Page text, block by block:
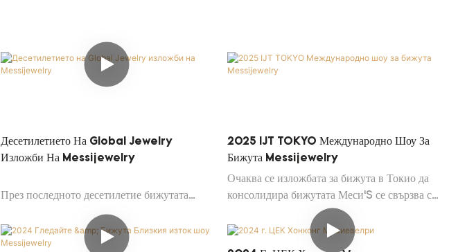
и личностно изразяване. Включва съвети за
пазаруване, съвети за поддръжка и често
задавани въпроси за диамантени пръстени,
Десетилетието На Global Jewelry
Изложби На Messijewelry
През последното десетилетие бижутата
Меси са преминали далеч и широко,
участвайки в множество бижута изложби
по целия свят.
2025 IJT TOKYO Международно Шоу За
Бижута Messijewelry
Очаква се изложбата за бижута в Токио да
консолидира бижутата Меси’S се свързва с
азиатските и глобалните пазари, което
позволява нови възможности за съвместна
работа. Меси Бижута сърдечно приветства